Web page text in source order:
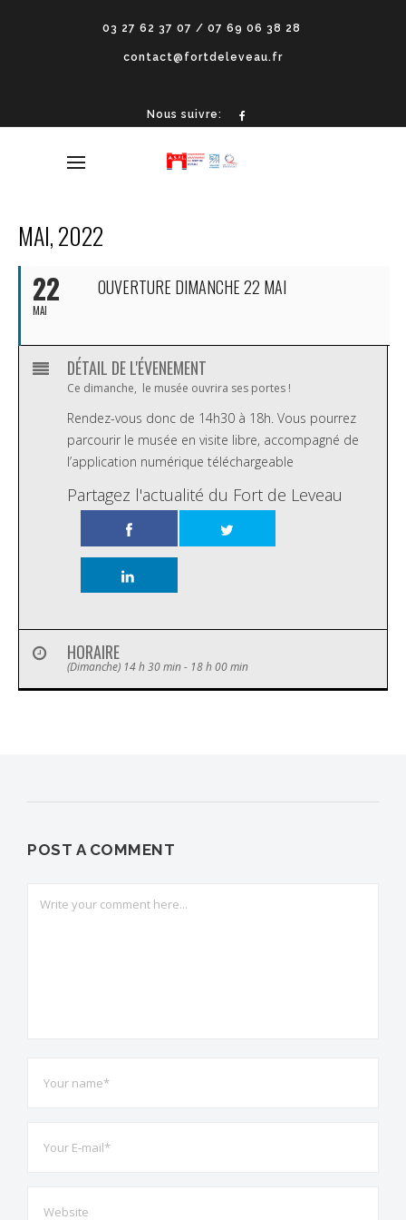
03 27 62 37 07 / 07 69 06 38 28
contact@fortdeleveau.fr
Nous suivre:
MAI, 2022
22
MAI
OUVERTURE DIMANCHE 22 MAI
DÉTAIL DE L'ÉVENEMENT
Ce dimanche, le musée ouvrira ses portes !
Rendez-vous donc de 14h30 à 18h. Vous pourrez
parcourir le musée en visite libre, accompagné de
l’application numérique téléchargeable
Partagez l'actualité du Fort de Leveau
HORAIRE
(Dimanche) 14 h 30 min - 18 h 00 min
POST A COMMENT